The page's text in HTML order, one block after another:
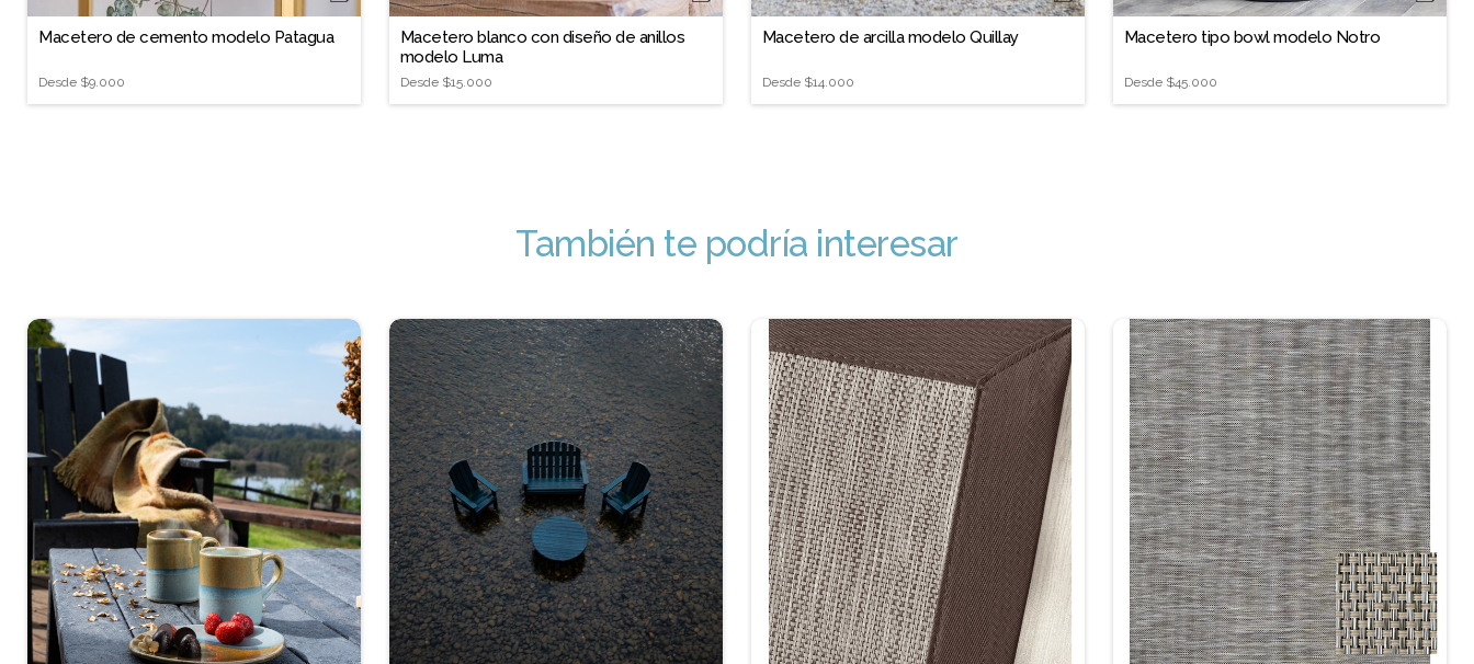
Macetero de cemento modelo Patagua
Desde $9.000
Macetero blanco con diseño de anillos
modelo Luma
Desde$15.000
Macetero de arcilla modelo Quillay
Desde$14.000
Macetero tipo bowl modelo Notro
Desde$45.000
También te podría interesar